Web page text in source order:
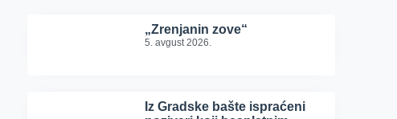
„Zrenjanin zove“
5. avgust 2026.
Iz Gradske bašte ispraćeni